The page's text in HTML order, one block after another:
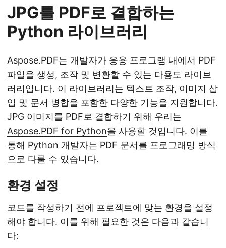
JPG를 PDF로 결합하는
Python 라이브러리
Aspose.PDF는 개발자가 응용 프로그램 내에서 PDF
파일을 생성, 조작 및 변환할 수 있는 다용도 라이브
러리입니다. 이 라이브러리는 텍스트 조작, 이미지 삽
입 및 문서 병합을 포함한 다양한 기능을 지원합니다.
JPG 이미지를 PDF로 결합하기 위해 우리는
Aspose.PDF for Python을 사용할 것입니다. 이를
통해 Python 개발자는 PDF 문서를 프로그래밍 방식
으로 다룰 수 있습니다.
환경 설정
코드를 작성하기 전에 프로젝트에 맞는 환경을 설정
해야 합니다. 이를 위해 필요한 것은 다음과 같습니
다: